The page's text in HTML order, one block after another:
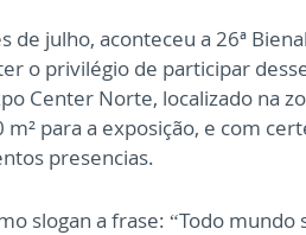
de julho, aconteceu a 26ª
o privilégio de participar
Center Norte, localizado na
para a exposição, e com
presencias.
slogan a frase: “Todo